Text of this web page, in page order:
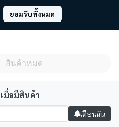
สินค้าหมด
มื่อมีสินค้า
เตือนฉัน
ยอมรับทั้งหมด
| Powered by cswecare.com